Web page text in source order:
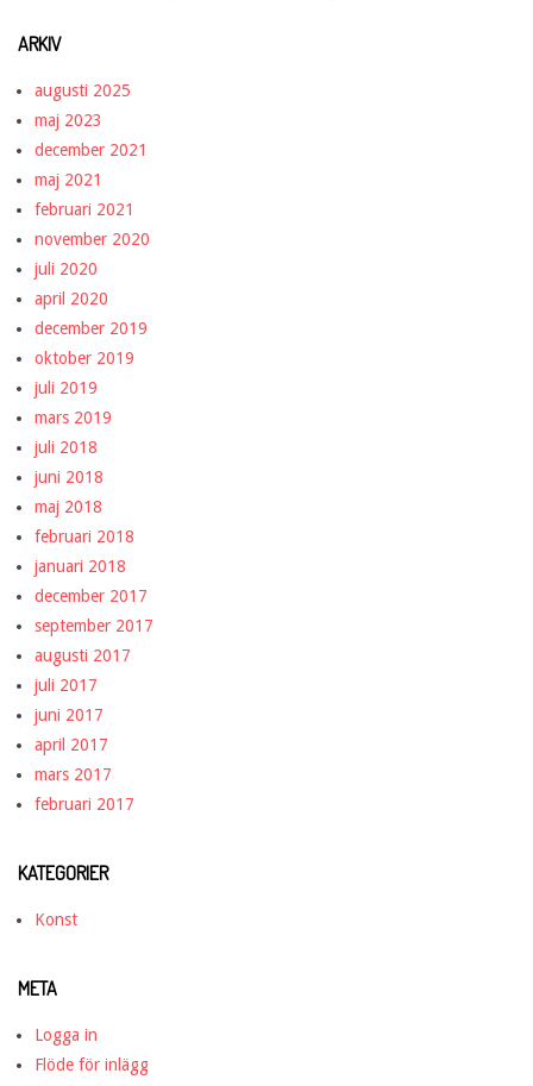
ARKIV
augusti 2025
maj 2023
december 2021
maj 2021
februari 2021
november 2020
juli 2020
april 2020
december 2019
oktober 2019
juli 2019
mars 2019
juli 2018
juni 2018
maj 2018
februari 2018
januari 2018
december 2017
september 2017
augusti 2017
juli 2017
juni 2017
april 2017
mars 2017
februari 2017
KATEGORIER
Konst
META
Logga in
Flöde för inlägg